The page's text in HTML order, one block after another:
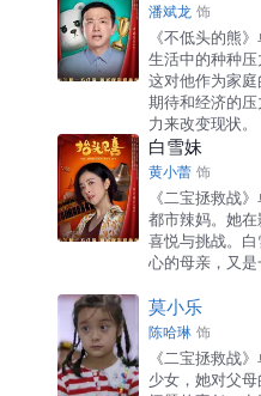
潘斌龙 饰
《不低头的熊
生活中的种种
这对他作为家
期待和经济的
力来改变现状。
白雪妹
黄小蕾 饰
《二宝拯救战
都市辣妈。她
喜悦与挑战。
心的母亲，又
莫小乐
陈哈琳 饰
《二宝拯救战
少女，她对父